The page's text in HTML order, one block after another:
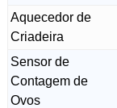
Aquecedor de
Criadeira
Sensor de
Contagem de
Ovos